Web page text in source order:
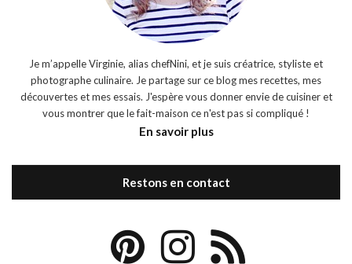
Je m’appelle Virginie, alias chefNini, et je suis créatrice, styliste et
photographe culinaire. Je partage sur ce blog mes recettes, mes
découvertes et mes essais. J'espère vous donner envie de cuisiner et
vous montrer que le fait-maison ce n'est pas si compliqué !
En savoir plus
Restons en contact